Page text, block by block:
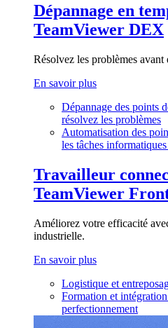
Dépannage en
TeamViewer DEX
Résolvez les problèmes avant
En savoir plus
Dépannage des points
résolvez les problèmes
Automatisation des
les tâches
Travailleur
TeamViewer
Améliorez votre efficacité
industrielle.
En savoir plus
Logistique et
Formation et intégration
perfectionnement